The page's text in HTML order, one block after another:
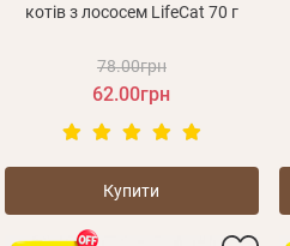
котів з лососем LifeCat 70 г
78.00грн
62.00грн
Купити